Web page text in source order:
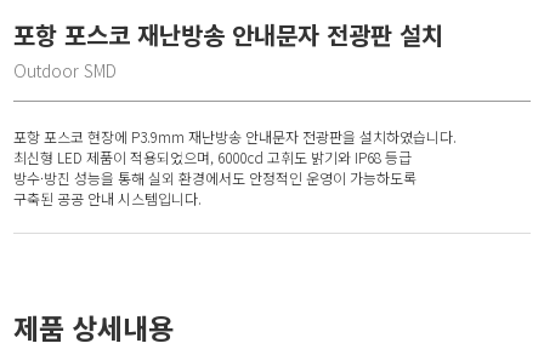
포항 포스코 재난방송 안내문자 전광판 설치
Outdoor SMD
포항 포스코 현장에 P3.9mm 재난방송 안내문자 전광판을 설치하였습니다.
최신형 LED 제품이 적용되었으며, 6000cd 고휘도 밝기와 IP68 등급
방수·방진 성능을 통해 실외 환경에서도 안정적인 운영이 가능하도록
구축된 공공 안내 시스템입니다.
제품 상세내용